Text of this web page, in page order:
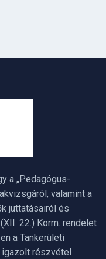
a „Pedagógus-
valamint a
juttatásairól és
22.) Korm. rendelet
a Tankerületi
részvétel